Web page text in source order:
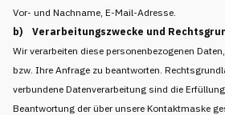
Vor- und Nachname, E-Mail-Adresse.
b) Verarbeitungszwecke und
Wir verarbeiten diese personenbezogenen
bzw. Ihre Anfrage zu beantworten.
verbundene Datenverarbeitung sind die
Beantwortung der über unsere Kontaktmaske